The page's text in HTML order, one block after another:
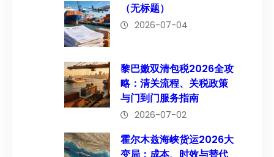
（无标题）
2026-07-04
黎巴嫩双清包税2026全攻
略：清关流程、关税政策
与门到门服务指南
2026-07-02
霍尔木兹海峡货运2026大
变局：成本、时效与替代